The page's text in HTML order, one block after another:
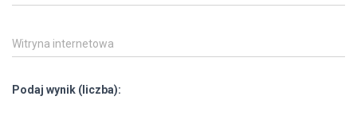
Witryna internetowa
Podaj wynik (liczba):